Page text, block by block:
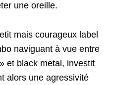
une oreille.
mais courageux label
naviguant à vue entre
et black metal, investit
alors une agressivité